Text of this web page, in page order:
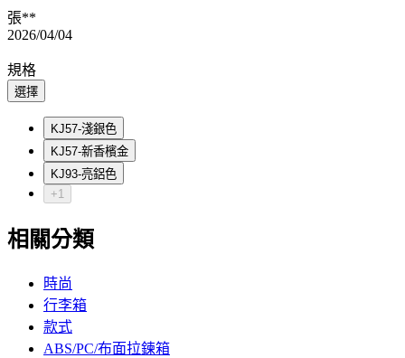
張**
2026/04/04
規格
選擇
KJ57-淺銀色
KJ57-新香檳金
KJ93-亮鋁色
+1
相關分類
時尚
行李箱
款式
ABS/PC/布面拉鍊箱